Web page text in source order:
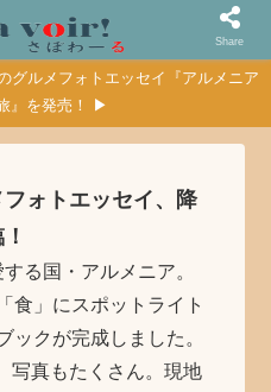
グルメフォトエッセイ『アルメニア
』を発売！ ▶
ォトエッセイ、降
る国・アルメニア。
食」にスポットライト
ックが完成しました。
写真もたくさん。現地
Share